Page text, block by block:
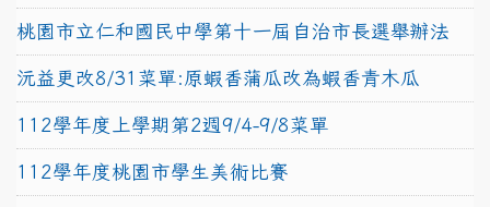
桃園市立仁和國民中學第十一屆自治市長選舉辦法
沅益更改8/31菜單:原蝦香蒲瓜改為蝦香青木瓜
112學年度上學期第2週9/4-9/8菜單
112學年度桃園市學生美術比賽